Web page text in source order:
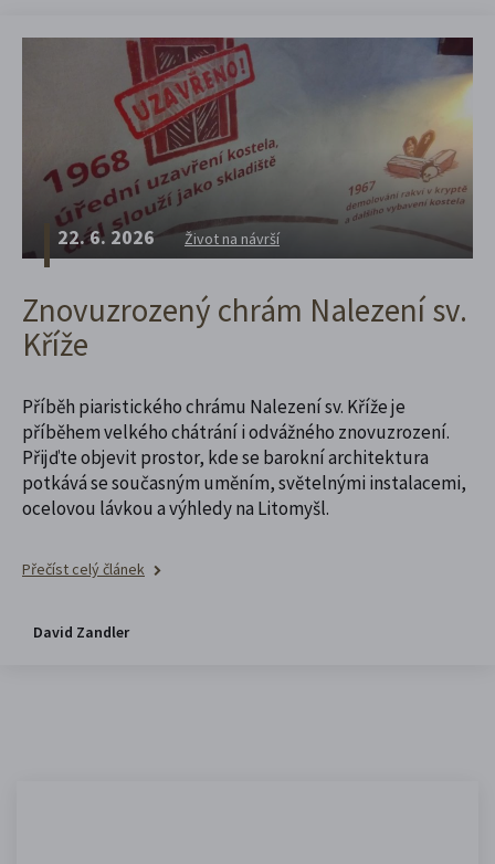
22. 6. 2026 Život na návrší
Znovuzrozený chrám Nalezení sv.
Kříže
Příběh piaristického chrámu Nalezení sv. Kříže je
příběhem velkého chátrání i odvážného znovuzrození.
Přijďte objevit prostor, kde se barokní architektura
potkává se současným uměním, světelnými instalacemi,
ocelovou lávkou a výhledy na Litomyšl.
Přečíst celý článek
David Zandler